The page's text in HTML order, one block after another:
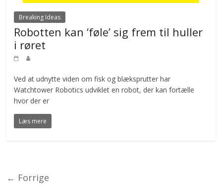
Breaking Ideas
Robotten kan ‘føle’ sig frem til huller
i røret
Ved at udnytte viden om fisk og blæksprutter har
Watchtower Robotics udviklet en robot, der kan fortælle
hvor der er
Læs mere
← Forrige